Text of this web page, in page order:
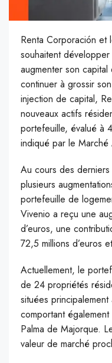
Renta Corporación et
souhaitent
augmenter son
continuer à grossir
injection de capital,
nouveaux actifs
portefeuille, évalué à
indiqué par le
Au cours des
plusieurs
portefeuille de
Vivenio a reçu une
d’euros, une
72,5 millions d’euros
Actuellement, le
de 24 propriétés
situées
comportant
Palma de Majorque.
valeur de marché